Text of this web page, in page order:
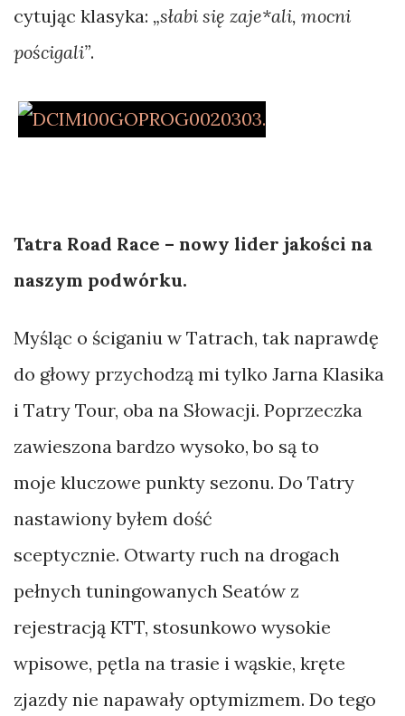
cytując klasyka: „słabi się zaje*ali, mocni
pościgali”.
Tatra Road Race – nowy lider jakości na
naszym podwórku.
Myśląc o ściganiu w Tatrach, tak naprawdę
do głowy przychodzą mi tylko Jarna Klasika
i Tatry Tour, oba na Słowacji. Poprzeczka
zawieszona bardzo wysoko, bo są to
moje kluczowe punkty sezonu. Do Tatry
nastawiony byłem dość
sceptycznie. Otwarty ruch na drogach
pełnych tuningowanych Seatów z
rejestracją KTT, stosunkowo wysokie
wpisowe, pętla na trasie i wąskie, kręte
zjazdy nie napawały optymizmem. Do tego
Senegal…
not
w
krowa
czy
składak?
KATEGORIE
Felieton
Foto
Notki
Podróże
Rywalizacja